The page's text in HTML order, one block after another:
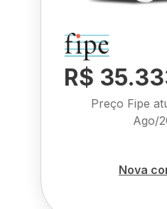
R$
Preço Fipe
Ago/
Nova